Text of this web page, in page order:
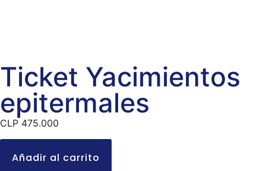
Ticket Yacimientos
epitermales
CLP 475.000
Añadir al carrito